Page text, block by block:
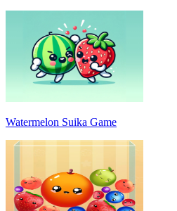
Watermelon Suika Game